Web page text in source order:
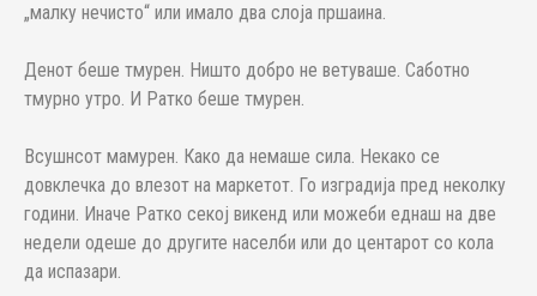
„малку нечисто“ или имало два слоја пршаина.
Денот беше тмурен. Ништо добро не ветуваше. Саботно
тмурно утро. И Ратко беше тмурен.
Всушнсот мамурен. Како да немаше сила. Некако се
довклечка до влезот на маркетот. Го изградија пред неколку
години. Иначе Ратко секој викенд или можеби еднаш на две
недели одеше до другите населби или до центарот со кола
да испазари.